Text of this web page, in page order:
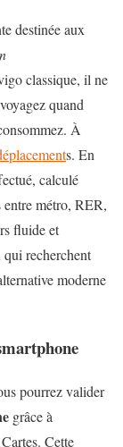
destinée aux
classique, il ne
quand
À
s. En
calculé
entre métro, RER,
fluide et
qui recherchent
moderne
pourrez valider
grâce à
Cette